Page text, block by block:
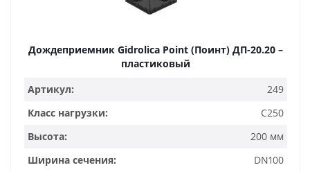
Дождеприемник Gidrolica Point (Поинт) ДП-20.20 –
пластиковый
Артикул:
249
Класс нагрузки:
C250
Высота:
200 мм
Ширина сечения:
DN100